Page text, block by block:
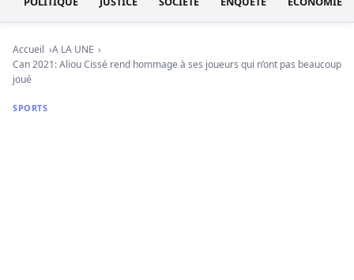
Accueil
A LA UNE
Can 2021: Aliou Cissé rend hommage à ses joueurs qui n’ont pas beaucoup
joué
SPORTS